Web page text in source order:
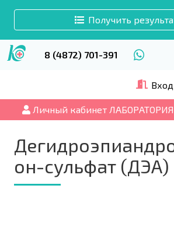
Получить
8 (4872) 701-391
Вход
Личный кабинет
он-сульфат (ДЭА)